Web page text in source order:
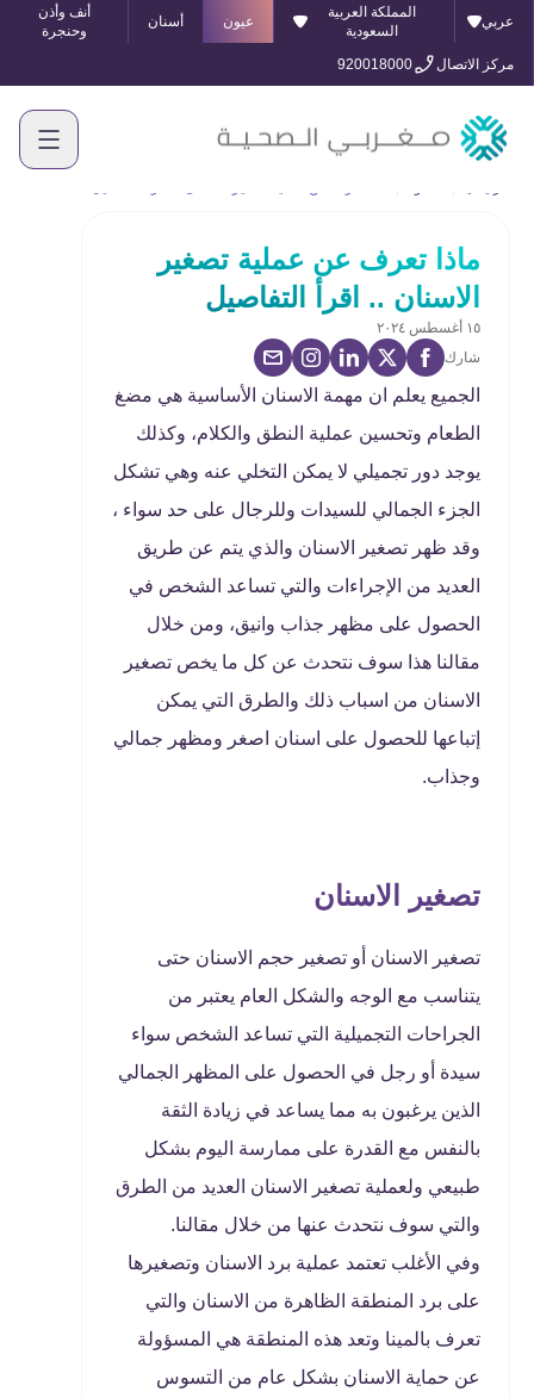
عربي
المملكة العربية
السعودية
عيون أسنان
أنف وأذن
وحنجرة
مركز الاتصال
920018000
ماذا تعرف عن عملية تصغير
الاسنان .. اقرأ التفاصيل
١٥ أغسطس ٢٠٢٤
شارك
الجميع يعلم ان مهمة الاسنان الأساسية هي مضغ
الطعام وتحسين عملية النطق والكلام، وكذلك
يوجد دور تجميلي لا يمكن التخلي عنه وهي تشكل
الجزء الجمالي للسيدات وللرجال على حد سواء ،
وقد ظهر تصغير الاسنان والذي يتم عن طريق
العديد من الإجراءات والتي تساعد الشخص في
الحصول على مظهر جذاب وانيق، ومن خلال
مقالنا هذا سوف نتحدث عن كل ما يخص تصغير
الاسنان من اسباب ذلك والطرق التي يمكن
إتباعها للحصول على اسنان اصغر ومظهر جمالي
وجذاب.
تصغير الاسنان
تصغير الاسنان أو تصغير حجم الاسنان حتى
يتناسب مع الوجه والشكل العام يعتبر من
الجراحات التجميلية التي تساعد الشخص سواء
سيدة أو رجل في الحصول على المظهر الجمالي
الذين يرغبون به مما يساعد في زيادة الثقة
بالنفس مع القدرة على ممارسة اليوم بشكل
طبيعي ولعملية تصغير الاسنان العديد من الطرق
والتي سوف نتحدث عنها من خلال مقالنا.
وفي الأغلب تعتمد عملية برد الاسنان وتصغيرها
على برد المنطقة الظاهرة من الاسنان والتي
تعرف بالمينا وتعد هذه المنطقة هي المسؤولة
عن حماية الاسنان بشكل عام من التسوس